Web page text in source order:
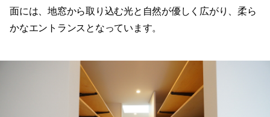
面には、地窓から取り込む光と自然が優しく広がり、柔ら
かなエントランスとなっています。